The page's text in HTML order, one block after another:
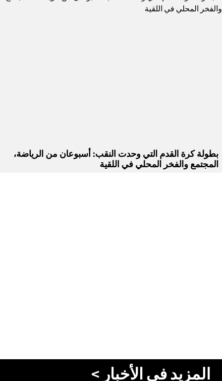
بطولة كرة القدم التي وحدت النقب: أسبوعان من الرياضة،
المجتمع والفخر المحلي في اللقية
المزيد في الأخبار >